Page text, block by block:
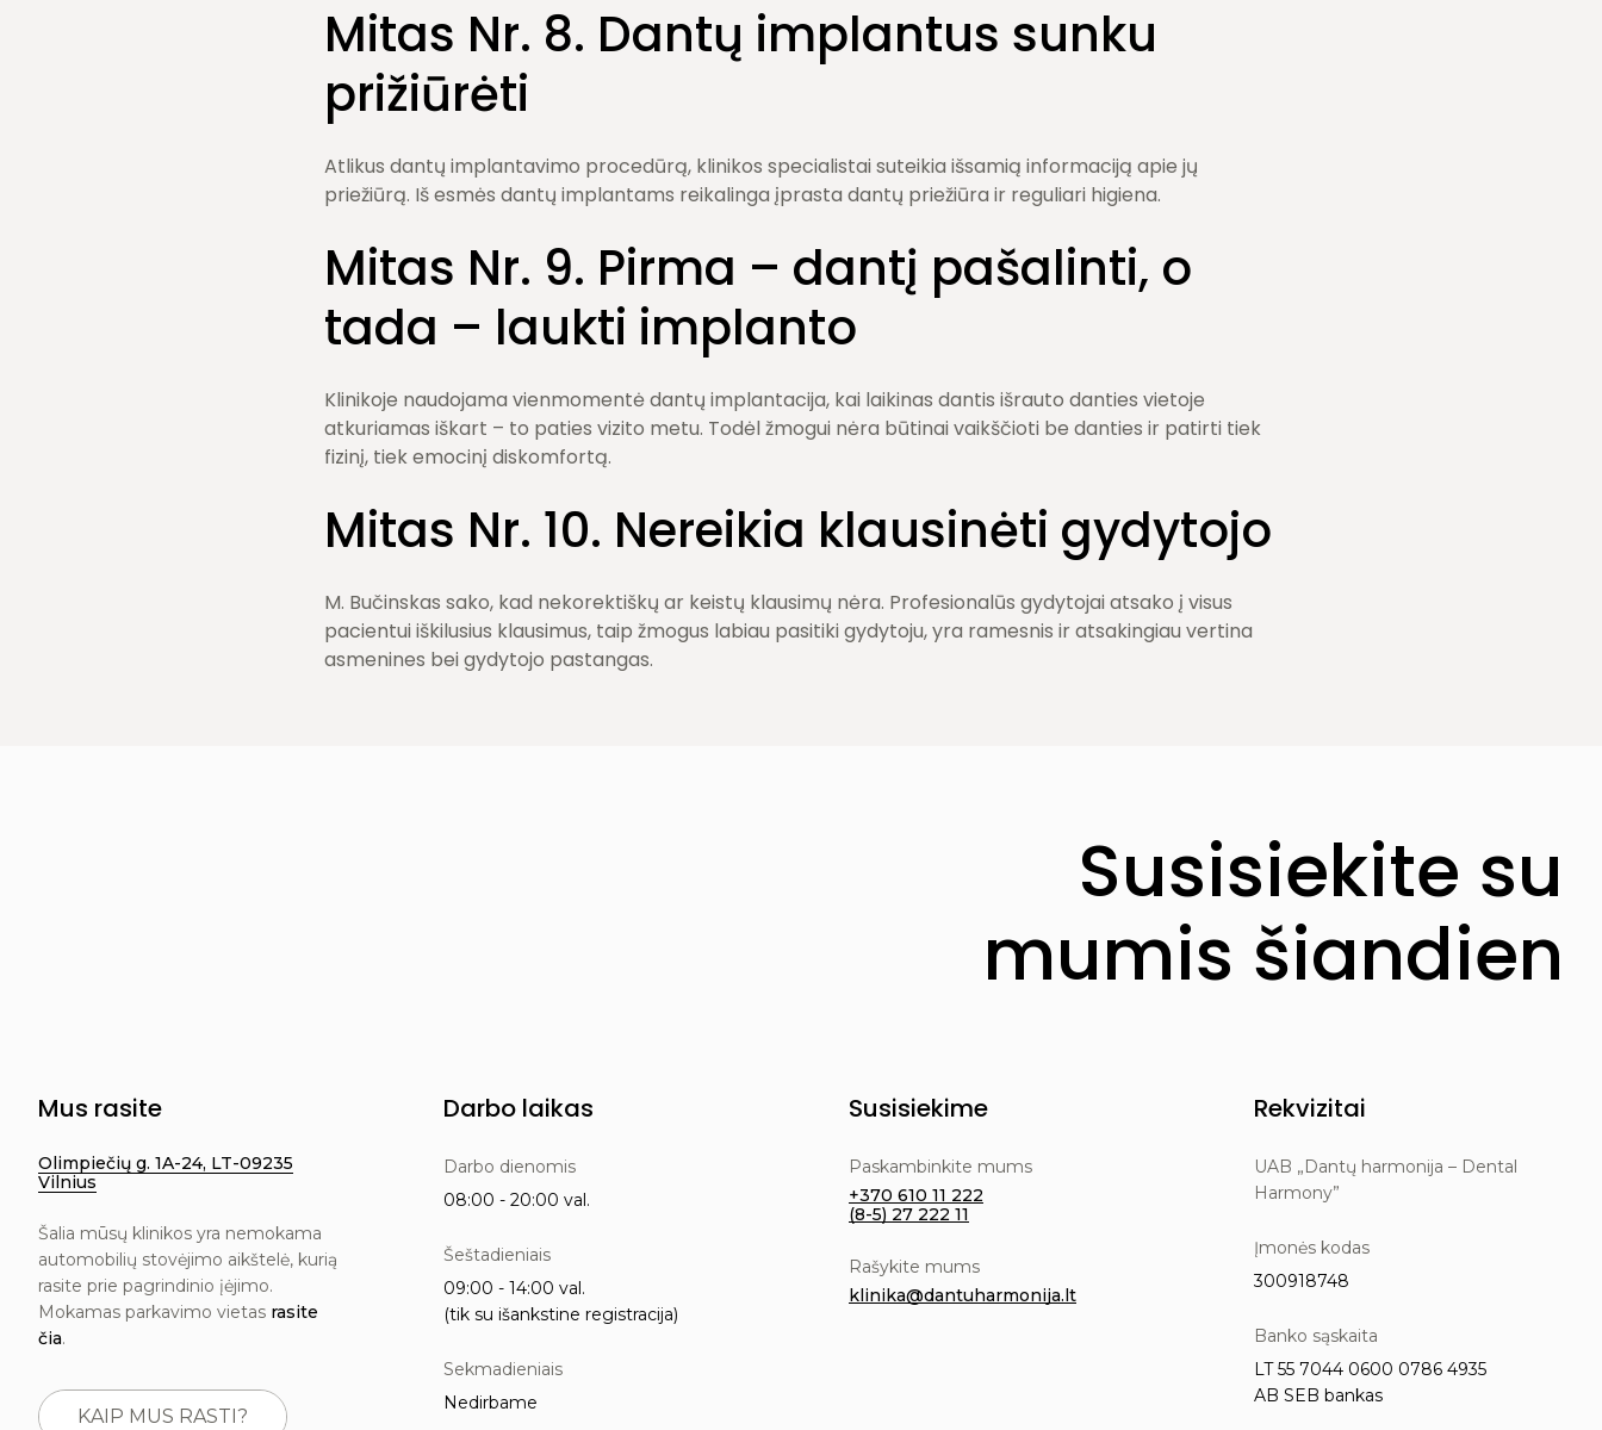
Mitas Nr. 8. Dantų implantus sunku
prižiūrėti
Atlikus dantų implantavimo procedūrą, klinikos specialistai suteikia išsamią informaciją apie jų
priežiūrą. Iš esmės dantų implantams reikalinga įprasta dantų priežiūra ir reguliari higiena.
Mitas Nr. 9. Pirma – dantį pašalinti, o
tada – laukti implanto
Klinikoje naudojama vienmomentė dantų implantacija, kai laikinas dantis išrauto danties vietoje
atkuriamas iškart – to paties vizito metu. Todėl žmogui nėra būtinai vaikščioti be danties ir patirti tiek
fizinį, tiek emocinį diskomfortą.
Mitas Nr. 10. Nereikia klausinėti gydytojo
M. Bučinskas sako, kad nekorektiškų ar keistų klausimų nėra. Profesionalūs gydytojai atsako į visus
pacientui iškilusius klausimus, taip žmogus labiau pasitiki gydytoju, yra ramesnis ir atsakingiau vertina
asmenines bei gydytojo pastangas.
Susisiekite su
mumis šiandien
Mus rasite
Olimpiečių g. 1A-24, LT-09235
Vilnius
Šalia mūsų klinikos yra nemokama
automobilių stovėjimo aikštelė, kurią
rasite prie pagrindinio įėjimo.
Mokamas parkavimo vietas rasite
čia.
KAIP MUS RASTI?
Darbo laikas
Darbo dienomis
08:00 - 20:00 val.
Šeštadieniais
09:00 - 14:00 val.
(tik su išankstine registracija)
Sekmadieniais
Nedirbame
Susisiekime
Paskambinkite mums
+370 610 11 222
(8-5) 27 222 11
Rašykite mums
klinika@dantuharmonija.lt
Rekvizitai
UAB „Dantų harmonija – Dental
Harmony”
Įmonės kodas
300918748
Banko sąskaita
LT 55 7044 0600 0786 4935
AB SEB bankas